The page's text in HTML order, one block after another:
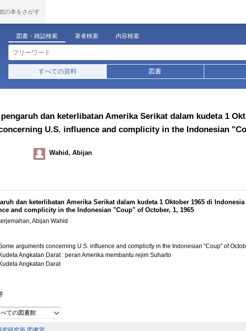
の本をさがす
図書・雑誌検索 著者検索 内容検索
すべての資料 図書
dan keterlibatan Amerika Serikat dalam kudeta 1
U.S. influence and complicity in the Indonesian
Wahid, Abijan
dan keterlibatan Amerika Serikat dalam kudeta 1 Oktober 1965 di
and complicity in the Indonesian "Coup" of October, 1, 1965
Abijan Wahid
arguments concerning U.S. influence and complicity in the Indonesian "Coup" of
Kudeta Angkatan Darat : peran Amerika membantu rejim Suharto
Kudeta Angkatan Darat
ての図書館